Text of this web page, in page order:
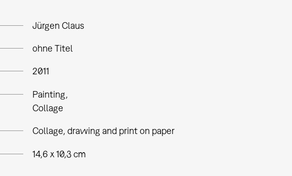
Jürgen Claus
ohne Titel
2011
Painting
Collage
Collage, drawing and print on paper
14,6 x 10,3 cm